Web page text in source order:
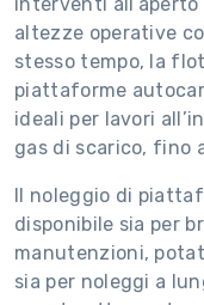
altezze operative
stesso tempo, la
piattaforme
ideali per lavori
gas di scarico, fino
Il noleggio di
disponibile sia per
manutenzioni,
sia per noleggi a